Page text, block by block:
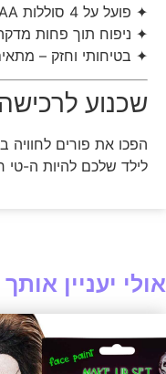
✦ פועל על 4 סוללות AA (לא כלול)
✦ ניפוח תוך פחות
✦ בטיחותי וחזק –
שכנוע לרכישה
הפכו את פורים לחוויה
לילד שלכם להיות ה-טי
אולי יעניין אותך